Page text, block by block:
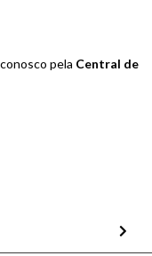
pela Central de